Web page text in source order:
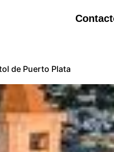
de Puerto Plata